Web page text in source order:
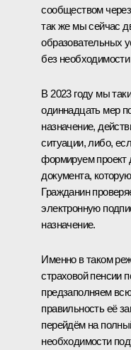
сообществом
так же мы сейчас
образовательных
без
В 2023 году мы
одиннадцать мер
назначение,
ситуации, либо,
формируем проект
документа,
Гражданин
электронную
назначение.
Именно в таком
страховой пенсии
предзаполняем
правильность её
перейдём на
необходимости